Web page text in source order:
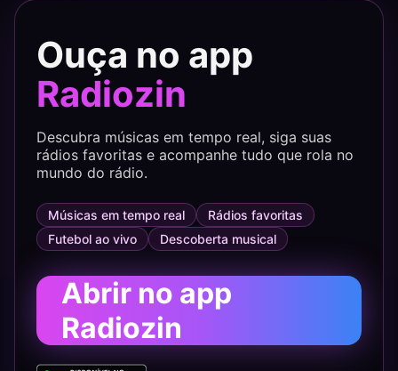
Ouça no app
Radiozin
Descubra músicas em tempo real, siga suas
rádios favoritas e acompanhe tudo que rola no
mundo do rádio.
Músicas em tempo real
Rádios favoritas
Futebol ao vivo
Descoberta musical
Abrir no app
Radiozin